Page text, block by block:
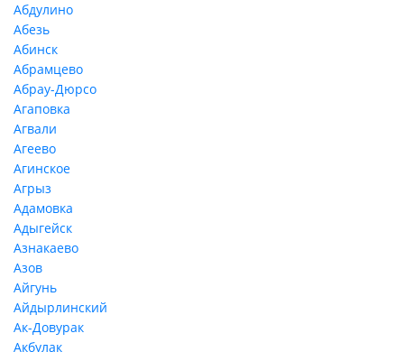
Абдулино
Абезь
Абинск
Абрамцево
Абрау-Дюрсо
Агаповка
Агвали
Агеево
Агинское
Агрыз
Адамовка
Адыгейск
Азнакаево
Азов
Айгунь
Айдырлинский
Ак-Довурак
Акбулак